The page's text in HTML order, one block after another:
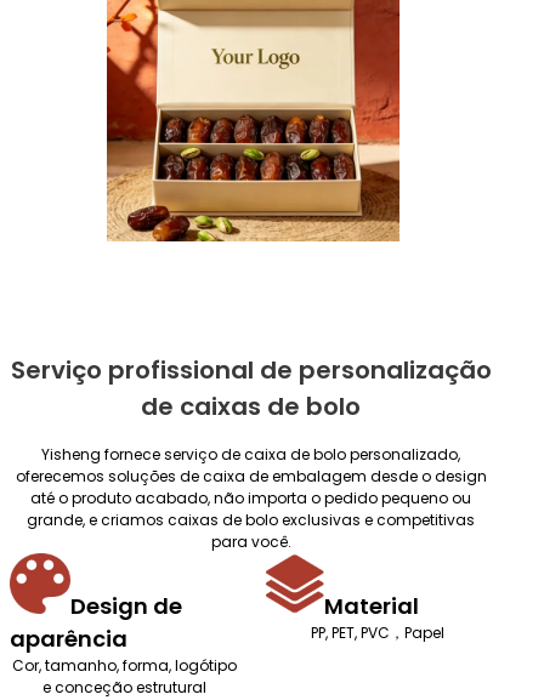
Serviço profissional de personalização
de caixas de bolo
Yisheng fornece serviço de caixa de bolo personalizado,
oferecemos soluções de caixa de embalagem desde o design
até o produto acabado, não importa o pedido pequeno ou
grande, e criamos caixas de bolo exclusivas e competitivas
para você.
Design de
aparência
Cor, tamanho, forma, logótipo
e conceção estrutural
Material
PP, PET, PVC，Papel